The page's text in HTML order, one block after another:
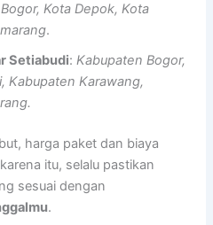
Kota Depok, Kota
.
Setiabudi:Kabupaten Bogor,
Kabupaten Karawang,
harga paket dan biaya
itu, selalu pastikan
sesuai dengan
.